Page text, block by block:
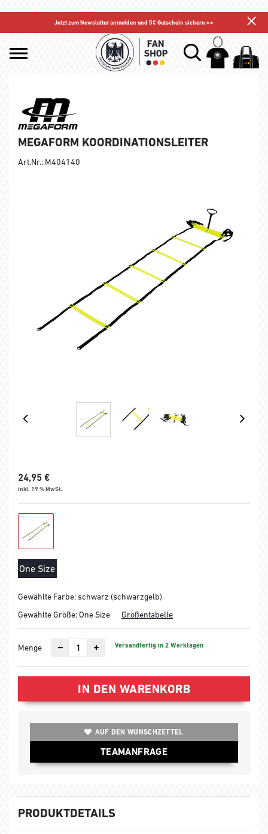
Jetzt zum Newsletter anmelden und 5€ Gutschein sichern >>
MEGAFORM KOORDINATIONSLEITER
Art.Nr.: M404140
24,95 €
inkl. 19 % MwSt.
One Size
Gewählte Farbe: schwarz (schwarzgelb)
Gewählte Größe:One Size Größentabelle
Menge Versandfertig in 2 Werktagen
IN DEN WARENKORB
AUF DEN WUNSCHZETTEL
TEAMANFRAGE
PRODUKTDETAILS